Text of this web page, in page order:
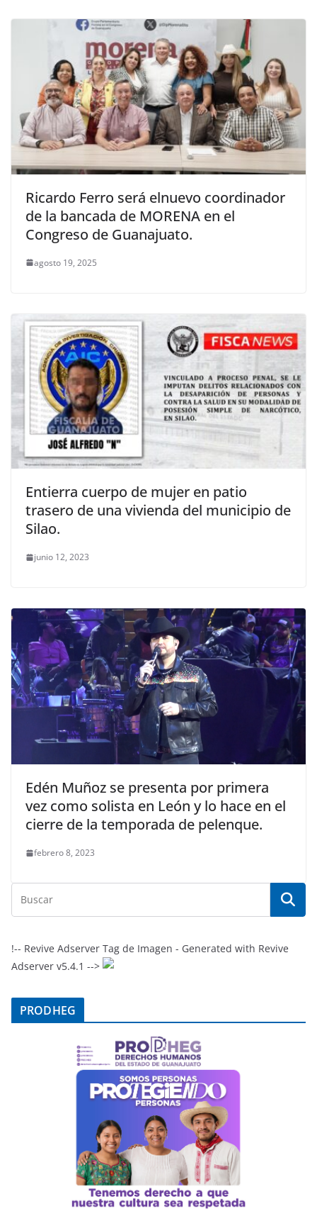
Ricardo Ferro será elnuevo coordinador
de la bancada de MORENA en el
Congreso de Guanajuato.
agosto 19, 2025
Entierra cuerpo de mujer en patio
trasero de una vivienda del municipio de
Silao.
junio 12, 2023
Edén Muñoz se presenta por primera
vez como solista en León y lo hace en el
cierre de la temporada de pelenque.
febrero 8, 2023
!-- Revive Adserver Tag de Imagen - Generated with Revive
Adserver v5.4.1 -->
PRODHEG